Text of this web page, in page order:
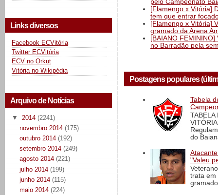
Links diversos
Facebook ECVitória
Twitter ECVitória
ECV no Orkut
Vitória no Wikipédia
Arquivo de Notícias
▼ 2014 (2241)
novembro 2014 (175)
outubro 2014 (192)
setembro 2014 (249)
agosto 2014 (221)
julho 2014 (199)
junho 2014 (115)
maio 2014 (224)
pelo Campeonato
[Flamengo x Vitória]
tem que entrar
[Flamengo x Vitória]
gramado da Arena
[BAIANO
no Barradão pela
Postagens populares
Tabela
TABELA
do
"Valeu
trata em